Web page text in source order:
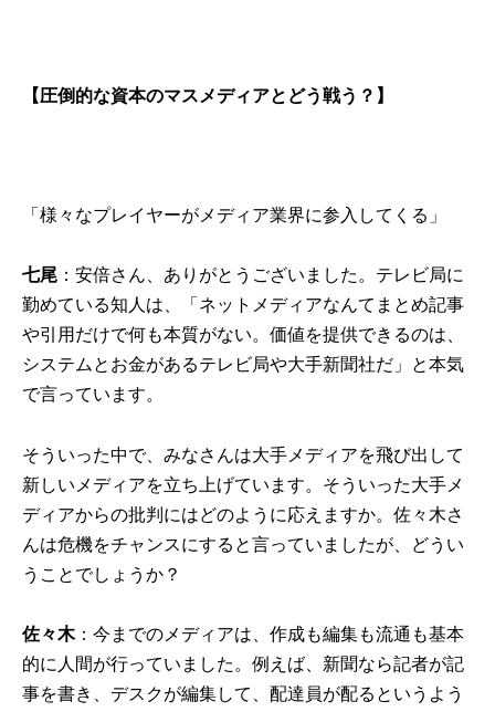
【圧倒的な資本のマスメディアとどう戦う？】
「様々なプレイヤーがメディア業界に参入してくる」
七尾 ：安倍さん、ありがとうございました。テレビ局に
勤めている知人は、「ネットメディアなんてまとめ記事
や引用だけで何も本質がない。価値を提供できるのは、
システムとお金があるテレビ局や大手新聞社だ」と本気
で言っています。
そういった中で、みなさんは大手メディアを飛び出して
新しいメディアを立ち上げています。そういった大手メ
ディアからの批判にはどのように応えますか。佐々木さ
んは危機をチャンスにすると言っていましたが、どうい
うことでしょうか？
佐々木：今までのメディアは、作成も編集も流通も基本
的に人間が行っていました。例えば、新聞なら記者が記
事を書き、デスクが編集して、配達員が配るというよう